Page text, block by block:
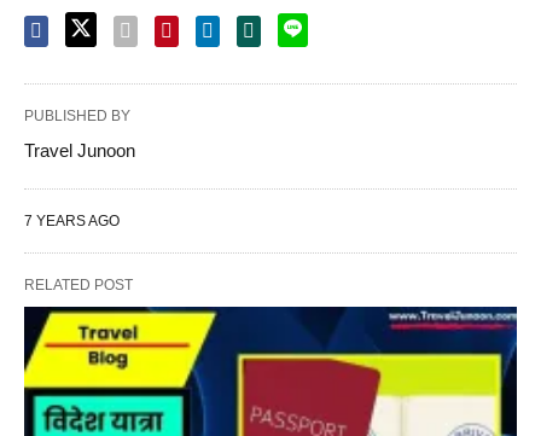
PUBLISHED BY
Travel Junoon
7 YEARS AGO
RELATED POST